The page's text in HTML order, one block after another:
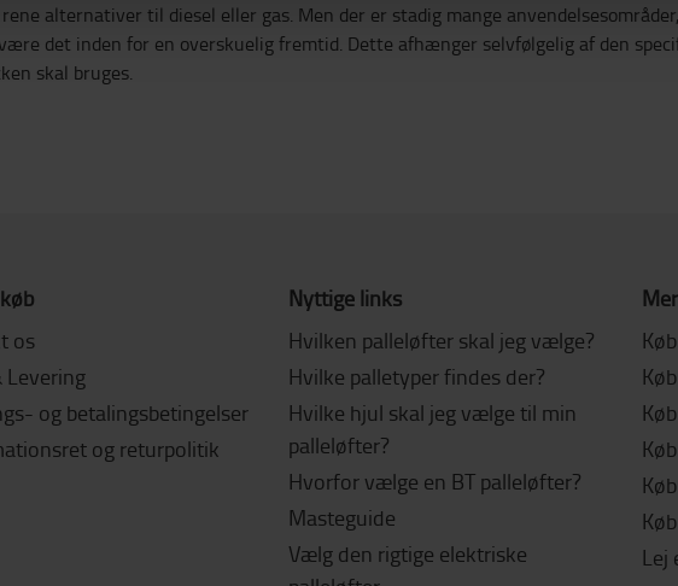
alternativer til diesel eller gas. Men der er stadig mange
det inden for en overskuelig fremtid. Dette afhænger selvfølgelig af den
skal bruges.
os
Levering
og betalingsbetingelser
og returpolitik
Nyttige links
Hvilken palleløfter skal jeg vælge?
Hvilke palletyper findes der?
Hvilke hjul skal jeg vælge til min
palleløfter?
Hvorfor vælge en BT palleløfter?
Masteguide
Vælg den rigtige elektriske
Lej